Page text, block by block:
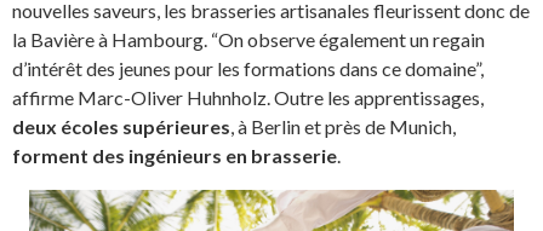
nouvelles saveurs, les brasseries artisanales fleurissent donc de
la Bavière à Hambourg. “On observe également un regain
d’intérêt des jeunes pour les formations dans ce domaine”,
affirme Marc-Oliver Huhnholz. Outre les apprentissages,
deux écoles supérieures , à Berlin et près de Munich,
forment des ingénieurs en brasserie